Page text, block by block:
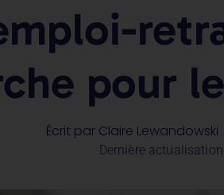
pour
Écrit par Claire Lewandowski
Dernière